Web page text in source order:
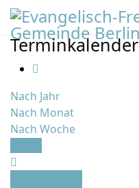
Terminkalender
Nach Jahr
Nach Monat
Nach Woche